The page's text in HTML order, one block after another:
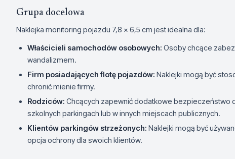
Grupa docelowa
Naklejka monitoring pojazdu 7,8 x 6,5 cm jest idealna dla:
Właścicieli samochodów osobowych: Osoby chcące
wandalizmem.
Firm posiadających flotę pojazdów: Naklejki mogą być
chronić mienie firmy.
Rodziców: Chcących zapewnić dodatkowe bezpieczeństwo
szkolnych parkingach lub w innych miejscach publicznych.
Klientów parkingów strzeżonych: Naklejki mogą być
opcja ochrony dla swoich klientów.